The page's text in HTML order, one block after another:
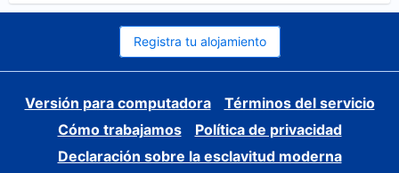
Registra tu alojamiento
Versión para computadora
Términos del servicio
Cómo trabajamos
Política de privacidad
Declaración sobre la esclavitud moderna